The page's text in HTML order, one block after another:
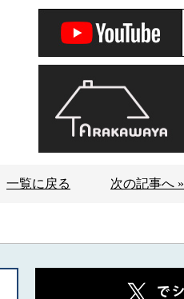
一覧に戻る 次の記事へ »